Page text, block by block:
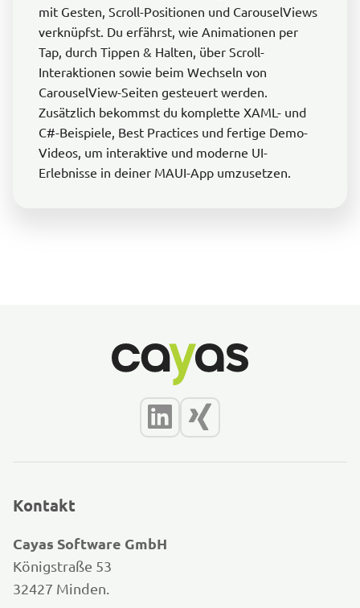
mit Gesten, Scroll-Positionen und CarouselViews
verknüpfst. Du erfährst, wie Animationen per
Tap, durch Tippen & Halten, über Scroll-
Interaktionen sowie beim Wechseln von
CarouselView-Seiten gesteuert werden.
Zusätzlich bekommst du komplette XAML- und
C#-Beispiele, Best Practices und fertige Demo-
Videos, um interaktive und moderne UI-
Erlebnisse in deiner MAUI-App umzusetzen.
Kontakt
Cayas Software GmbH
Königstraße 53
32427 Minden.